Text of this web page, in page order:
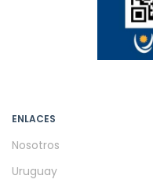
ENLACES
Nosotros
Uruguay